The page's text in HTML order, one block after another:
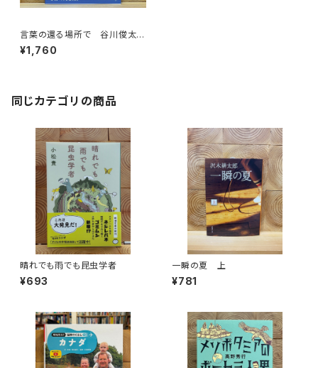
言葉の還る場所で 谷川俊太
郎・俵万智対談集
¥1,760
同じカテゴリの商品
晴れでも雨でも昆虫学者
¥693
一瞬の夏 上
¥781